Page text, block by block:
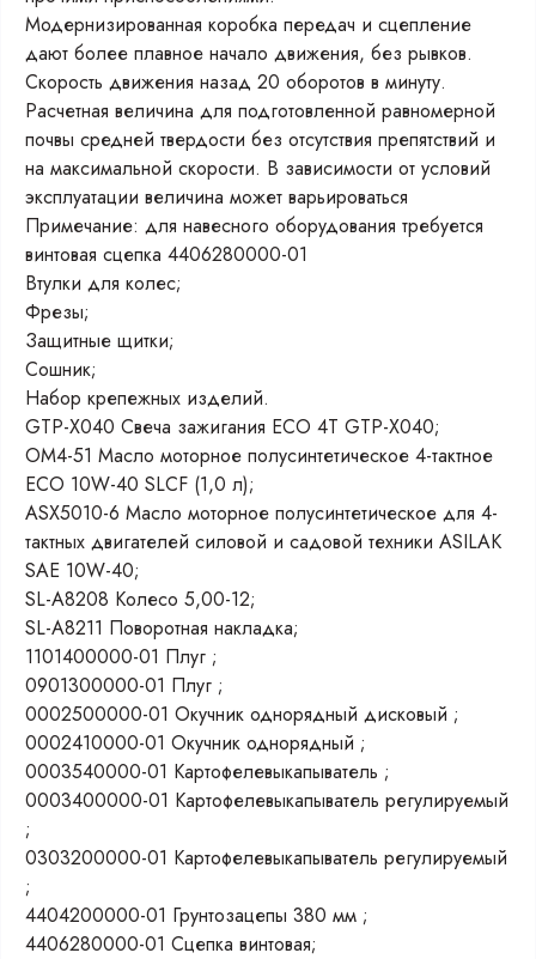
Модернизированная коробка передач и сцепление
дают более плавное начало движения, без рывков.
Скорость движения назад 20 оборотов в минуту.
Расчетная величина для подготовленной равномерной
почвы средней твердости без отсутствия препятствий и
на максимальной скорости. В зависимости от условий
эксплуатации величина может варьироваться
Примечание: для навесного оборудования требуется
винтовая сцепка 4406280000-01
Втулки для колес;
Фрезы;
Защитные щитки;
Сошник;
Набор крепежных изделий.
GTP-X040 Свеча зажигания ECO 4T GTP-X040;
OM4-51 Масло моторное полусинтетическое 4-тактное
ECO 10W-40 SLCF (1,0 л);
ASX5010-6 Масло моторное полусинтетическое для 4-
тактных двигателей силовой и садовой техники ASILAK
SAE 10W-40;
SL-A8208 Колесо 5,00-12;
SL-A8211 Поворотная накладка;
1101400000-01 Плуг ;
0901300000-01 Плуг ;
0002500000-01 Окучник однорядный дисковый ;
0002410000-01 Окучник однорядный ;
0003540000-01 Картофелевыкапыватель ;
0003400000-01 Картофелевыкапыватель регулируемый
;
0303200000-01 Картофелевыкапыватель регулируемый
;
4404200000-01 Грунтозацепы 380 мм ;
4406280000-01 Сцепка винтовая;